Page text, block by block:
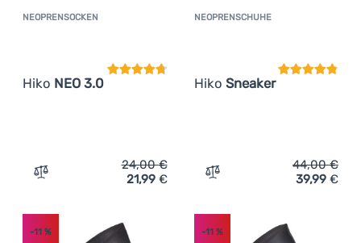
NEOPRENSOCKEN
Hiko NEO 3.0
Kundenbewertung
Zum Vergleich 'Neoprensocken Hiko NEO 3.0'
24,00€
21,99 €
NEOPRENSCHUHE
Hiko Sneaker
Zum Vergleich
44,00€
39,99 €
-11 % -11%